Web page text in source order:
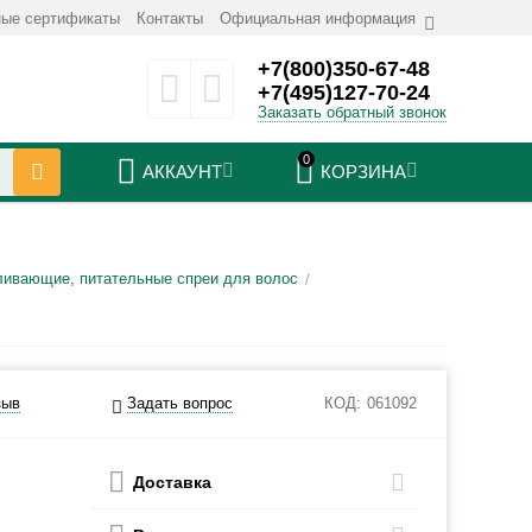
сертификаты Контакты Официальная информация
+7(800)350-67-48
+7(495)127-70-24
Заказать обратный звонок
0
КОРЗИНА
АККАУНТ
питательные спреи для волос /
Задать вопрос КОД: 061092
Доставка